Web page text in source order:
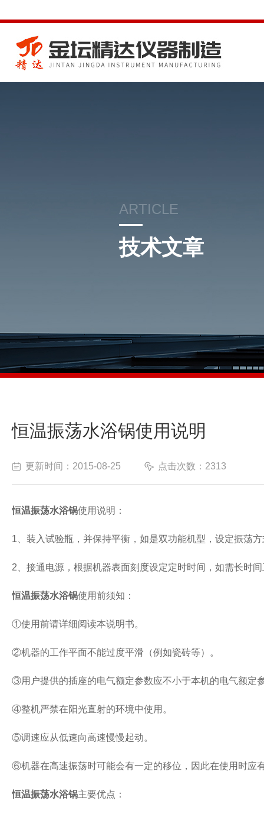
ARTICLE
技术文章
恒温振荡水浴锅使用说明
更新时间：2015-08-25 点击次数：2313
恒温振荡水浴锅使用说明：
1、装入试验瓶，并保持平衡，如是双功能机型，设定振荡
2、接通电源，根据机器表面刻度设定定时时间，如需长时
恒温振荡水浴锅使用前须知：
①使用前请详细阅读本说明书。
②机器的工作平面不能过度平滑（例如瓷砖等）。
③用户提供的插座的电气额定参数应不小于本机的电气额定
④整机严禁在阳光直射的环境中使用。
⑤调速应从低速向高速慢慢起动。
⑥机器在高速振荡时可能会有一定的移位，因此在使用时应
恒温振荡水浴锅主要优点：